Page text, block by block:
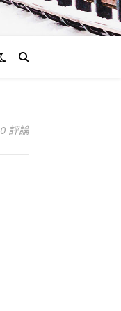
0 評論